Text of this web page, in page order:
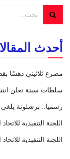
أحدث
مصرع ثلاثيني دهسًا
سلطات سبتة تعلن انتشال 80 جثة وتحديد هوية
رسميا.. برشلونة يلغي
اللجنة التنفيذية
اللجنة التنفيذية